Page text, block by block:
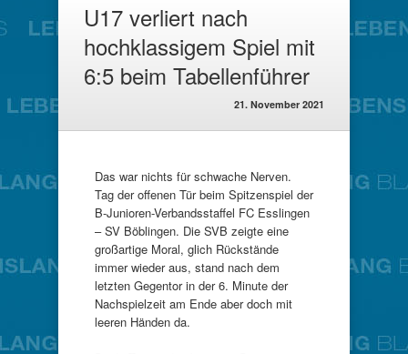
U17 verliert nach
hochklassigem Spiel mit
6:5 beim Tabellenführer
21. November 2021
Das war nichts für schwache Nerven.
Tag der offenen Tür beim Spitzenspiel der
B-Junioren-Verbandsstaffel FC Esslingen
– SV Böblingen. Die SVB zeigte eine
großartige Moral, glich Rückstände
immer wieder aus, stand nach dem
letzten Gegentor in der 6. Minute der
Nachspielzeit am Ende aber doch mit
leeren Händen da.